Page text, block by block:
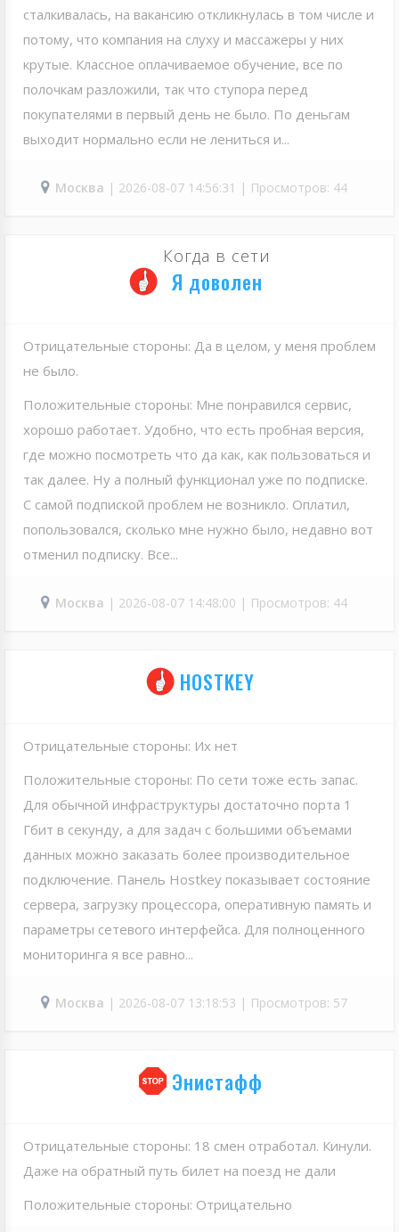
сталкивалась, на вакансию откликнулась в том числе и
потому, что компания на слуху и массажеры у них
крутые. Классное оплачиваемое обучение, все по
полочкам разложили, так что ступора перед
покупателями в первый день не было. По деньгам
выходит нормально если не лениться и...
Москва | 2026-08-07 14:56:31 | Просмотров: 44
Когда в сети
Я доволен
Отрицательные стороны: Да в целом, у меня проблем
не было.
Положительные стороны: Мне понравился сервис,
хорошо работает. Удобно, что есть пробная версия,
где можно посмотреть что да как, как пользоваться и
так далее. Ну а полный функционал уже по подписке.
С самой подпиской проблем не возникло. Оплатил,
попользовался, сколько мне нужно было, недавно вот
отменил подписку. Все...
Москва | 2026-08-07 14:48:00 | Просмотров: 44
HOSTKEY
Отрицательные стороны: Их нет
Положительные стороны: По сети тоже есть запас.
Для обычной инфраструктуры достаточно порта 1
Гбит в секунду, а для задач с большими объемами
данных можно заказать более производительное
подключение. Панель Hostkey показывает состояние
сервера, загрузку процессора, оперативную память и
параметры сетевого интерфейса. Для полноценного
мониторинга я все равно...
Москва | 2026-08-07 13:18:53 | Просмотров: 57
Энистафф
Отрицательные стороны: 18 смен отработал. Кинули.
Даже на обратный путь билет на поезд не дали
Положительные стороны: Отрицательно